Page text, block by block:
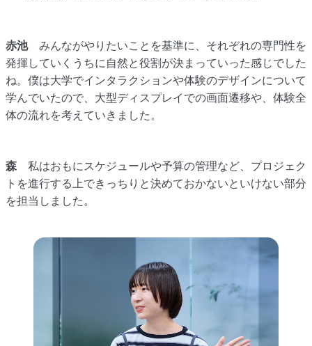
赤池みんながやりたいことを基準に、それぞれの専門性を
発揮していくうちに自然と役割が決まっていった感じでした
ね。僕は大学でインタラクションや体験のデザインについて
学んでいたので、大型ディスプレイでの画面遷移や、体験全
体の流れを考えていきました。
森 私はおもにスケジュールや予算の管理など、プロジェク
トを進行する上できっちりと決めておかないといけない部分
を担当しました。